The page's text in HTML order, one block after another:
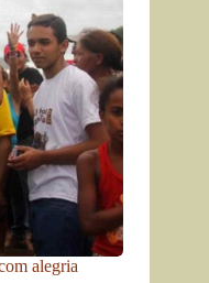
alegria